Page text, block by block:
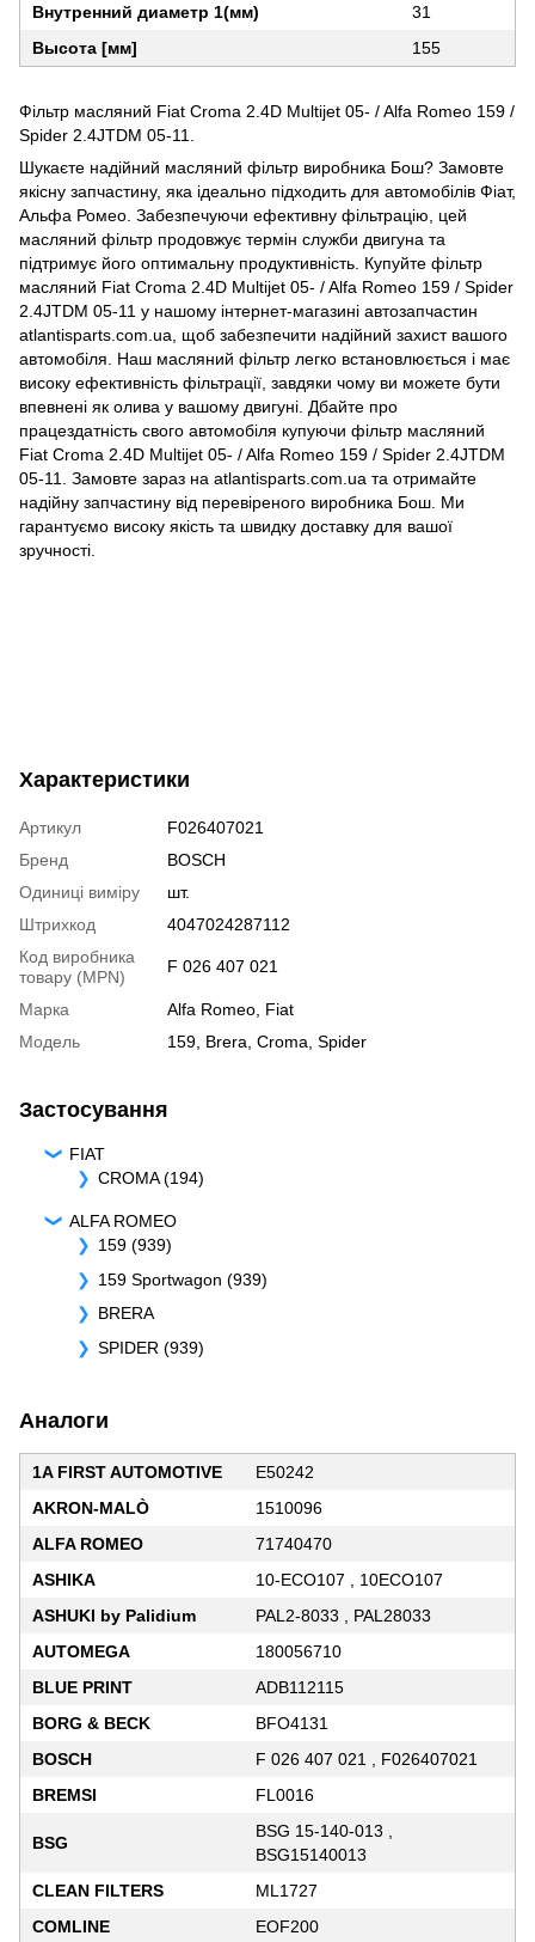
Внутренний диаметр 1(мм)
31
Высота [мм]
155
Фільтр масляний Fiat Croma 2.4D Multijet 05- / Alfa Romeo 159 /
Spider 2.4JTDM 05-11.
Шукаєте надійний масляний фільтр виробника Бош? Замовте
якісну запчастину, яка ідеально підходить для автомобілів Фіат,
Альфа Ромео. Забезпечуючи ефективну фільтрацію, цей
масляний фільтр продовжує термін служби двигуна та
підтримує його оптимальну продуктивність. Купуйте фільтр
масляний Fiat Croma 2.4D Multijet 05- / Alfa Romeo 159 / Spider
2.4JTDM 05-11 у нашому інтернет-магазині автозапчастин
atlantisparts.com.ua, щоб забезпечити надійний захист вашого
автомобіля. Наш масляний фільтр легко встановлюється і має
високу ефективність фільтрації, завдяки чому ви можете бути
впевнені як олива у вашому двигуні. Дбайте про
працездатність свого автомобіля купуючи фільтр масляний
Fiat Croma 2.4D Multijet 05- / Alfa Romeo 159 / Spider 2.4JTDM
05-11. Замовте зараз на atlantisparts.com.ua та отримайте
надійну запчастину від перевіреного виробника Бош. Ми
гарантуємо високу якість та швидку доставку для вашої
зручності.
Характеристики
Артикул
F026407021
Бренд
BOSCH
Одиниці виміру
шт.
Штрихкод
4047024287112
Код виробника
товару (MPN)
F 026 407 021
Марка Alfa Romeo Fiat
Модель
159 Brera Croma Spider
Застосування
FIAT
CROMA (194)
ALFA ROMEO
159 (939)
159 Sportwagon (939)
BRERA
SPIDER (939)
Аналоги
1A FIRST AUTOMOTIVE
E50242
AKRON-MALÒ
1510096
ALFA ROMEO
71740470
ASHIKA
10-ECO107 , 10ECO107
ASHUKI by Palidium
PAL2-8033 , PAL28033
AUTOMEGA
180056710
BLUE PRINT
ADB112115
BORG & BECK
BFO4131
BOSCH
F 026 407 021 , F026407021
BREMSI
FL0016
BSG
BSG 15-140-013 ,
BSG15140013
CLEAN FILTERS
ML1727
COMLINE
EOF200